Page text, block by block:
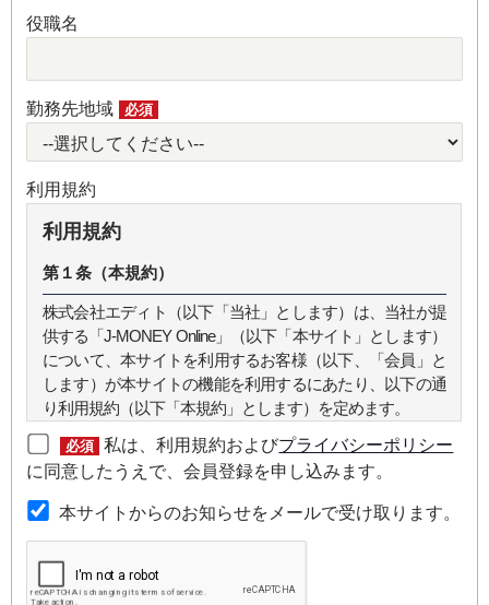
役職名
勤務先地域 必須
利用規約
利用規約
第１条（本規約）
株式会社エディト（以下「当社」とします）は、当社が提
供する「J-MONEY Online」（以下「本サイト」とします）
について、本サイトを利用するお客様（以下、「会員」と
します）が本サイトの機能を利用するにあたり、以下の通
り利用規約（以下「本規約」とします）を定めます。
第２条（本規約の範囲）
本規約は本サイトが提供するサービスについて規定したも
のです。
第３条（会員）
必須 私は、利用規約およびプライバシーポリシー
に同意したうえで、会員登録を申し込みます。
本サイトからのお知らせをメールで受け取ります。